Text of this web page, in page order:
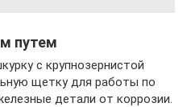
путем
с крупнозернистой
щетку для работы по
детали от коррозии.